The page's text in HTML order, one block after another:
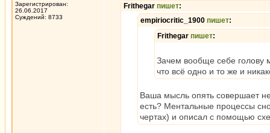
Зарегистрирован:
26.06.2017
Суждений: 8733
Frithegar пишет:
empiriocritic_1900 пишет:
Frithegar пишет:
Зачем вообще себе голову
что всё одно и то же и
Ваша мысль опять совершает
есть? Ментальные процессы
чертах) и описал с помощью